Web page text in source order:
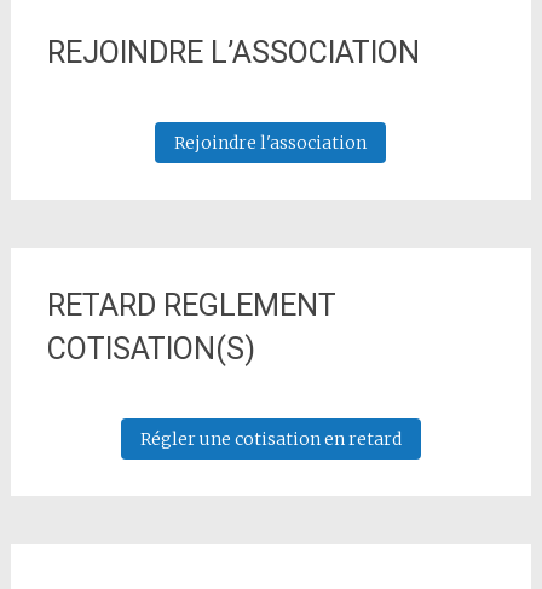
REJOINDRE L’ASSOCIATION
Rejoindre l'association
RETARD REGLEMENT
COTISATION(S)
Régler une cotisation en retard